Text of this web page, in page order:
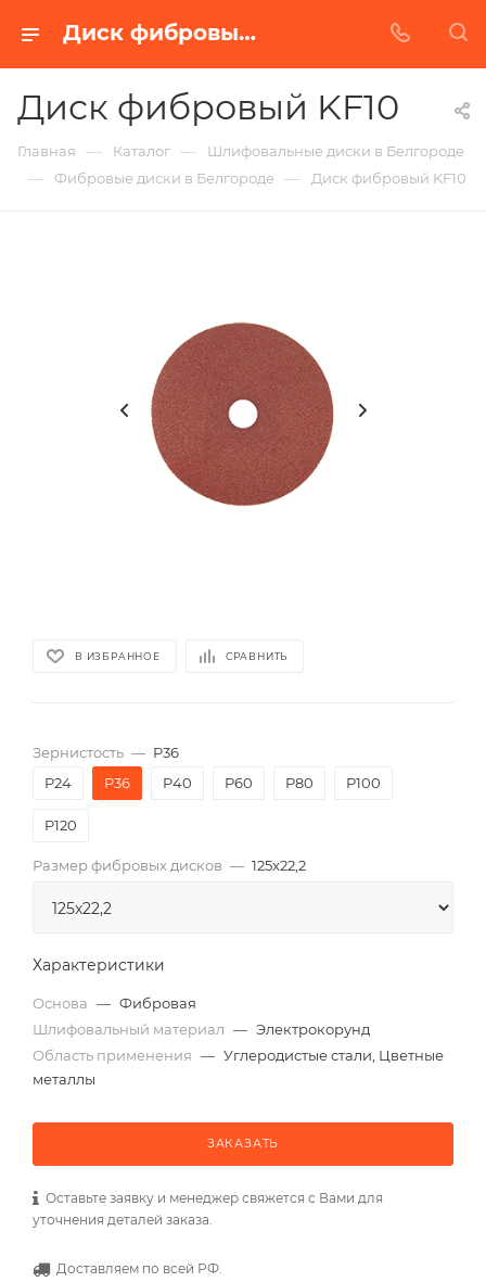
Диск фибровый KF10 в Белгороде | Купить по недорогой цене от Абразивного Завода
Диск фибровый KF10
Главная — Каталог — Шлифовальные диски в Белгороде
— Фибровые диски в Белгороде — Диск фибровый KF10
В ИЗБРАННОЕ СРАВНИТЬ
Зернистость — P36
P24
P36 P40 P60 P80 P100
P120
Размер фибровых дисков — 125x22,2
Характеристики
Основа — Фибровая
Шлифовальный материал — Электрокорунд
Область применения — Углеродистые стали, Цветные
металлы
ЗАКАЗАТЬ
Оставьте заявку и менеджер свяжется с Вами для
уточнения деталей заказа.
Доставляем по всей РФ.